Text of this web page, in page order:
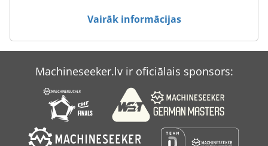
Case Ih Mx 285
Case Ih Mxm 130
Case-Ih Maxxum
Vairāk informācijas
Machineseeker.lv ir oficiālais sponsors: